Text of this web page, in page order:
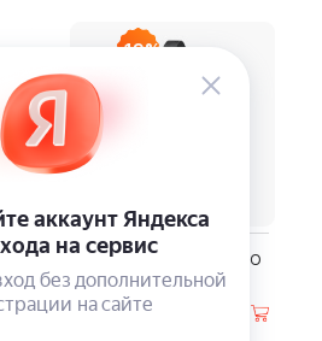
-19%
Кабель 3 в 1 Trident PRO
690⃏